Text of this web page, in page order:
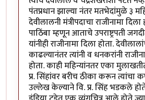
पंतप्रधान झाल्या नंतर मतभेदांमुळे ३
देवीलालनी मंत्रीपदाचा राजीनामा दिला
पाठिंबा म्हणून आताचे उपराष्ट्रपती
यांनीही राजीनामा दिला होता.
काढल्यानंतर त्यांनी व धनकरांनी
होता. काही महिन्यांनतर एका
प्र. सिंहांवर बरीच ठीका करून त्यांचा
उल्लेख केल्याने वि. प्र. सिंह भडकले